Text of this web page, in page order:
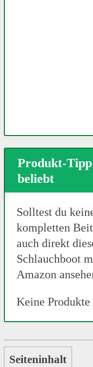
Produkt-
beliebt
Solltest du
kompletten
auch direkt
Schlauchboot
Amazon
Keine Produkte
Seiteninhalt